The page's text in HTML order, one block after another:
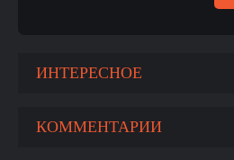
ИНТЕРЕСНОЕ
КОММЕНТАРИИ